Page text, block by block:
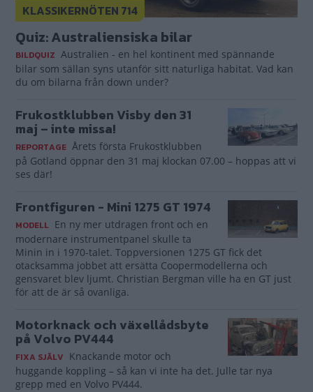
KLASSIKERNÖTEN 714
Quiz: Australiensiska bilar
BILDQUIZ Australien - en hel kontinent med spännande
bilar som sällan syns utanför sitt naturliga habitat. Vad kan
du om bilarna från down under?
Frukostklubben Visby den 31
maj – inte missa!
REPORTAGE Årets första Frukostklubben
på Gotland öppnar den 31 maj klockan 07.00 – hoppas att vi
ses där!
Frontfiguren - Mini 1275 GT 1974
MODELL En ny mer utdragen front och en
modernare instrumentpanel skulle ta
Minin in i 1970-talet. Toppversionen 1275 GT fick det
otacksamma jobbet att ersätta Coopermodellerna och
gensvaret blev ljumt. Christian Bergman ville ha en GT just
för att de är så ovanliga.
Motorknack och växellådsbyte
på Volvo PV444
FIXA SJÄLV Knackande motor och
huggande koppling – så kan vi inte ha det. Julle tar nya
grepp med en Volvo PV444.